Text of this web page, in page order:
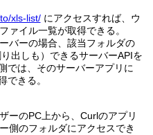
xls-list/にアクセスすれば、ウ
ァイル一覧が取得できる。
バーの場合、該当フォルダの
出しも）できるサーバーAPIを
では、そのサーバーアプリに
できる。
ーのPC上から、Curlのアプリ
側のフォルダにアクセスでき